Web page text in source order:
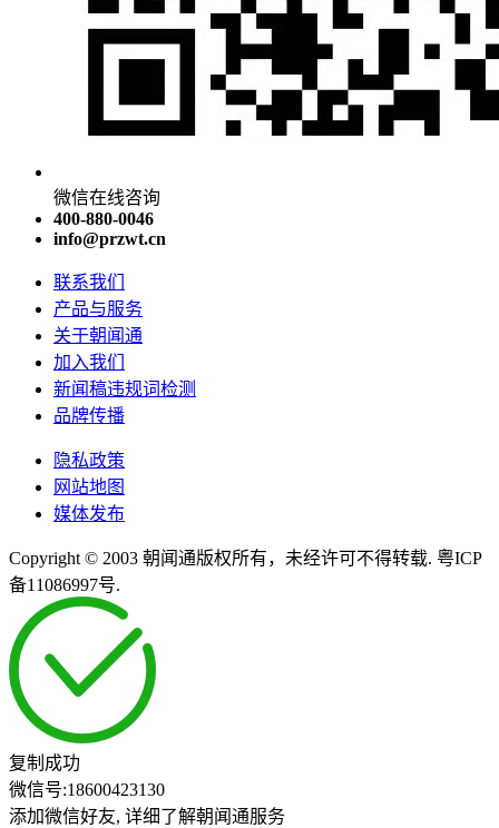
微信在线咨询
400-880-0046
info@przwt.cn
联系我们
产品与服务
关于朝闻通
加入我们
新闻稿违规词检测
品牌传播
隐私政策
网站地图
媒体发布
Copyright © 2003 朝闻通版权所有，未经许可不得转载. 粤ICP
备11086997号.
复制成功
微信号:18600423130
添加微信好友, 详细了解朝闻通服务